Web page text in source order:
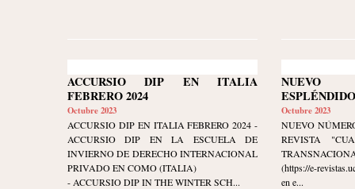
ACCURSIO DIP EN ITALIA
FEBRERO 2024
Octubre 2023
ACCURSIO DIP EN ITALIA FEBRERO 2024 -
ACCURSIO DIP EN LA ESCUELA DE
INVIERNO DE DERECHO INTERNACIONAL
PRIVADO EN COMO (ITALIA)
- ACCURSIO DIP IN THE WINTER SCH...
Octubre 2023
NUEVO
REVISTA
(https://e-
en e...